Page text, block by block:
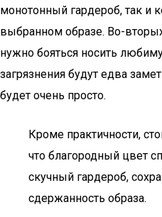
монотонный гардероб, так и
выбранном образе. Во-
нужно бояться носить
загрязнения будут едва
будет очень просто.
Кроме практичности,
что благородный цвет
скучный гардероб,
сдержанность образа.